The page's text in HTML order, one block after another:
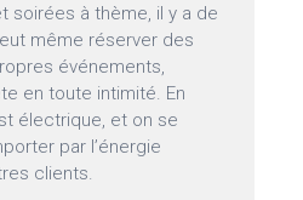
soirées à thème, il y a de
même réserver des
événements,
en toute intimité. En
électrique, et on se
par l’énergie
clients.